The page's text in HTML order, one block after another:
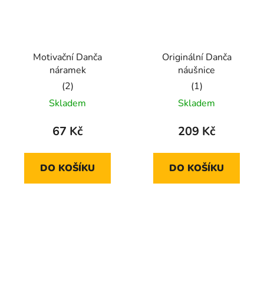
Motivační Danča
náramek
Průměrné
hodnocení
produktu
5,0
z
Skladem
67 Kč
DO KOŠÍKU
Originální Danča
náušnice
Průměrné
hodnocení
produktu
5,0
z
Skladem
209 Kč
DO KOŠÍKU